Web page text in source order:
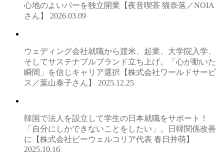
心地のよいバーを独立開業【夜音喫茶 猫奈落／NOIA
さん】 2026.03.09
ウェディング会社就職から渡米、起業、大学院入学、
そしてサステナブルブランド立ち上げ。「心が動いた
瞬間」を信じキャリア選択【株式会社ワールドサービ
ス／葉山泰子さん】 2025.12.25
韓国で法人を設立して学生の日本就職をサポート！
「自分にしかできないことをしたい」。日韓関係改善
に【株式会社ビーウェルコリア代表 春日井萌】
2025.10.16